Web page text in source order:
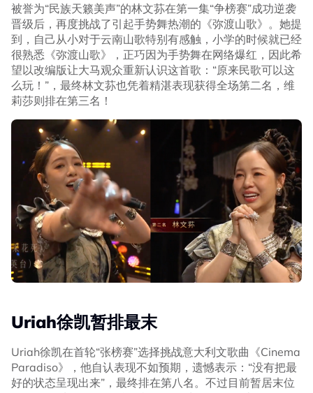
被誉为“民族天籁美声”的林文荪在第一集“争榜赛”成功逆袭
晋级后，再度挑战了引起手势舞热潮的《弥渡山歌》。她提
到，自己从小对于云南山歌特别有感触，小学的时候就已经
很熟悉《弥渡山歌》，正巧因为手势舞在网络爆红，因此希
望以改编版让大马观众重新认识这首歌：“原来民歌可以这
么玩！”，最终林文荪也凭着精湛表现获得全场第二名，维
莉莎则排在第三名！
Uriah徐凯暂排最末
Uriah徐凯在首轮“张榜赛”选择挑战意大利文歌曲《Cinema
Paradiso》，他自认表现不如预期，遗憾表示：“没有把最
好的状态呈现出来”，最终排在第八名。不过目前暂居末位